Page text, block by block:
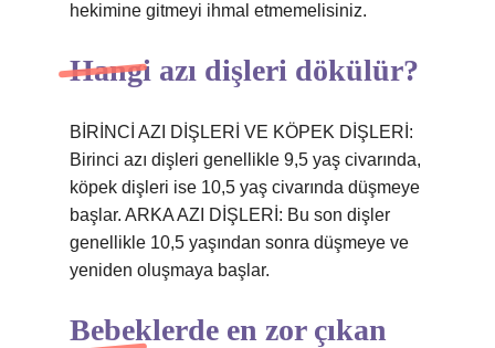
hekimine gitmeyi ihmal etmemelisiniz.
Hangi azı dişleri dökülür?
BİRİNCİ AZI DİŞLERİ VE KÖPEK DİŞLERİ:
Birinci azı dişleri genellikle 9,5 yaş civarında,
köpek dişleri ise 10,5 yaş civarında düşmeye
başlar. ARKA AZI DİŞLERİ: Bu son dişler
genellikle 10,5 yaşından sonra düşmeye ve
yeniden oluşmaya başlar.
Bebeklerde en zor çıkan